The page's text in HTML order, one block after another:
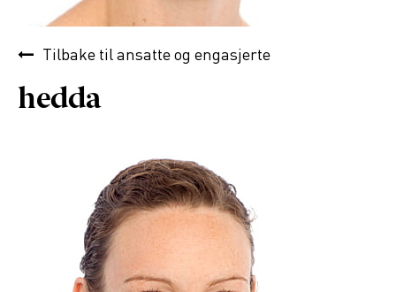
Tilbake tilansatte og engasjerte
hedda